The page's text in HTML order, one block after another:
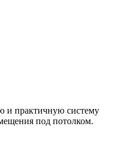
и практичную систему
под потолком.